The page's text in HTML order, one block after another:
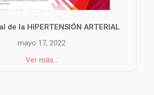
de la HIPERTENSIÓN ARTERIAL
mayo 17, 2022
Ver más...